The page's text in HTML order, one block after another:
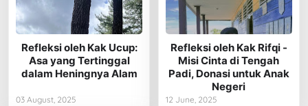
Refleksi oleh Kak Ucup:
Asa yang Tertinggal
dalam Heningnya Alam
03 August, 2025
Refleksi oleh Kak Rifqi -
Misi Cinta di Tengah
Padi, Donasi untuk Anak
Negeri
12 June, 2025